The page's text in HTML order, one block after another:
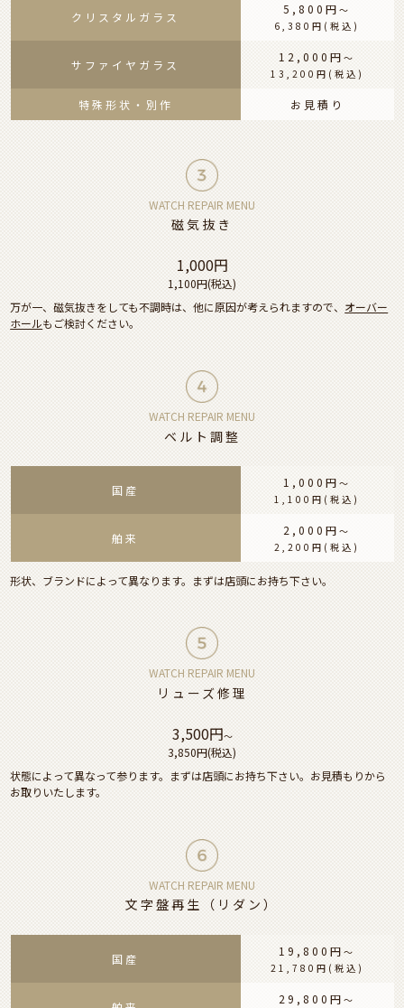
クリスタルガラス
5,800円 〜
6,380円 (税込)
サファイヤガラス
12,000円 〜
13,200円 (税込)
特殊形状・別作 お見積り
WATCH REPAIR MENU
磁気抜き
1,000円
1,100円(税込)
万が一、磁気抜きをしても不調時は、他に原因が考えられますので、 オーバー
ホールもご検討ください。
WATCH REPAIR MENU
ベルト調整
国産
1,000円 〜
1,100円 (税込)
舶来
2,000円 〜
2,200円 (税込)
形状、ブランドによって異なります。まずは店頭にお持ち下さい。
WATCH REPAIR MENU
リューズ修理
3,500円〜
3,850円(税込)
状態によって異なって参ります。まずは店頭にお持ち下さい。お見積もりから
お取りいたします。
WATCH REPAIR MENU
文字盤再生（リダン）
国産
19,800円 〜
21,780円 (税込)
29,800円 〜